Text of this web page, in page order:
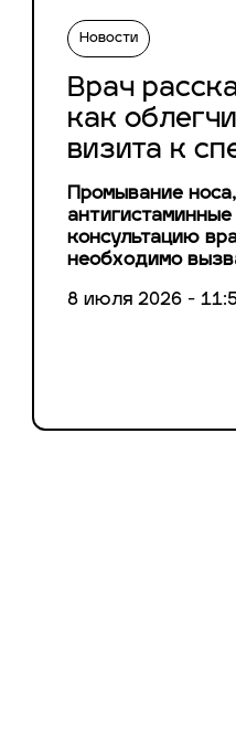
Новости
Врач
как
визита к
Промывание
консультацию
необходимо
8 июля 2026 -